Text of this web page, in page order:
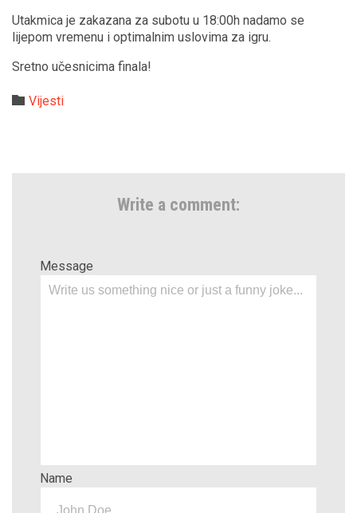
Utakmica je zakazana za subotu u 18:00h nadamo se
lijepom vremenu i optimalnim uslovima za igru.
Sretno učesnicima finala!
 Category
Vijesti
Write a comment:
Message
Name